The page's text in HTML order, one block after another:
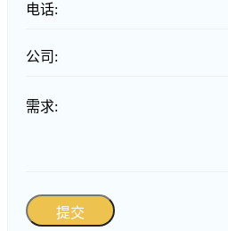
电话:
公司:
需求:
提交